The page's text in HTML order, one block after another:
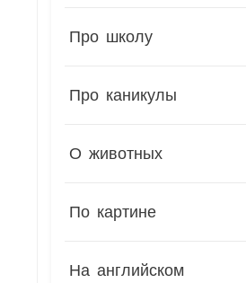
Про школу
Про каникулы
О животных
По картине
На английском